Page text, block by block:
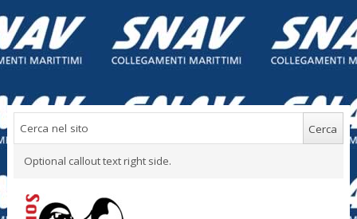
Optional callout text right side.